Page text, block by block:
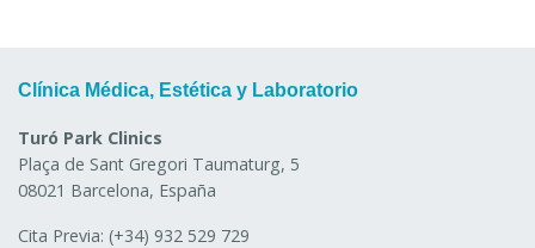
Clínica Médica, Estética y Laboratorio
Turó Park Clinics
Plaça de Sant Gregori Taumaturg, 5
08021 Barcelona, España
Cita Previa: (+34) 932 529 729